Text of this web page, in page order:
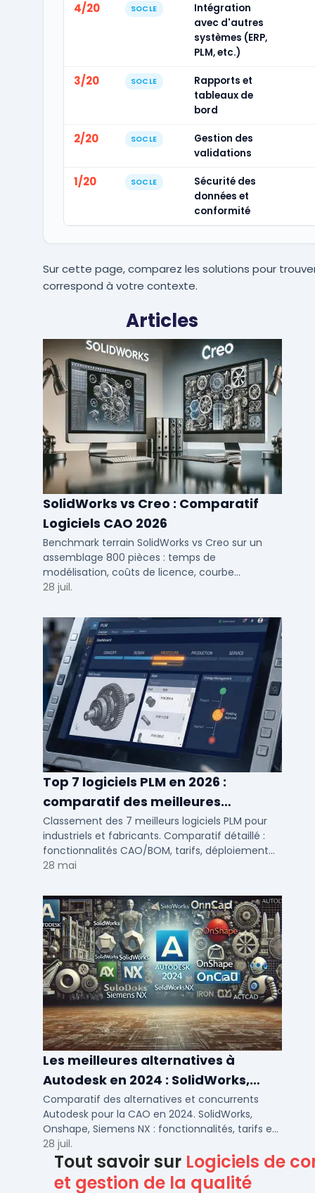
4/20 SOCLE
Intégration
avec d'autres
systèmes (ERP,
PLM, etc.)
3/20 SOCLE
Rapports et
tableaux de
bord
2/20 SOCLE
Gestion des
validations
1/20 SOCLE
Sécurité des
données et
conformité
Sur cette page, comparez les solutions pour
correspond à votre contexte.
Articles
SolidWorks vs Creo : Comparatif
Logiciels CAO 2026
Benchmark terrain SolidWorks vs Creo sur un
assemblage 800 pièces : temps de
modélisation, coûts de licence, courbe
d'apprentissage et intégration PLM pour bureaux
28 juil.
Top 7 logiciels PLM en 2026 :
comparatif des meilleures
solutions de gestion du cycle de vie
produit
Classement des 7 meilleurs logiciels PLM pour
industriels et fabricants. Comparatif détaillé :
fonctionnalités CAO/BOM, tarifs, déploiement
cloud ou on-premise, avis utilisateurs PME et ETI.
28 mai
Les meilleures alternatives à
Autodesk en 2024 : SolidWorks,
Siemens NX et autres solutions CAO
Comparatif des alternatives et concurrents
Autodesk pour la CAO en 2024. SolidWorks,
Onshape, Siemens NX : fonctionnalités, tarifs et
cas d'usage pour PME et bureaux d'études.
28 juil.
Tout savoir sur Logiciels de
et gestion de la qualité